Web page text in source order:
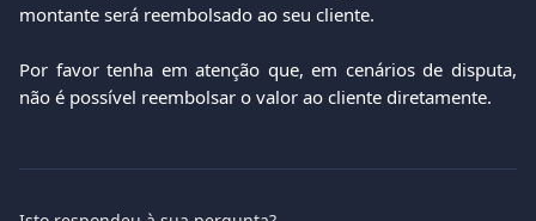
montante será reembolsado ao seu cliente.
Por favor tenha em atenção que, em cenários de disputa,
não é possível reembolsar o valor ao cliente diretamente.